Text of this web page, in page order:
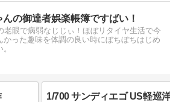
んの御達者娯楽帳簿ですばい！
老眼で病弱なじじぃ！ほぼリタイヤ生活で今
かった趣味を体調の良い時にぼちぼちはじめ